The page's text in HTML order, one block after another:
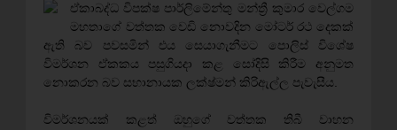
ඒකාබද්ධ විපක්ෂ පාර්ලිමේන්තු මන්ත්‍රී කුමාර වෙල්ගම
මහතාගේ වත්තක වෙඩි නොවදින මෝටර් රථ දෙකක්
ඇති බව පවසමින් එය සෙයාගැනීමට පොලිස් විශේෂ
විමර්ශන ඒකකය පසුගියදා කළ සෝදිසි කිරීම අනුමත
නොකරන බව සභානායක ලක්ෂ්මන් කිරිඇල්ල පැවැසීය.
විමර්ශනයක් කළත් ඔහුගේ වත්තක තිබී වාහන